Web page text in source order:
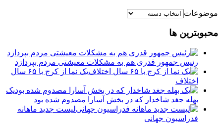
موضوعات
محبوبترین ها
رئیس جمهور قدری هم به مشکلات معیشتی مردم بپردازد
یک نما از کرج با ۶۵ سال
اختلاف
یک
بهله جغد شاخدار که در بخش آسارا مصدوم شده بود
لیست جدید ماهانه
فدراسیون جهانی